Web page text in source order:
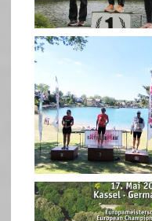
May 26
quadrathlon
May 3
quadrathlon